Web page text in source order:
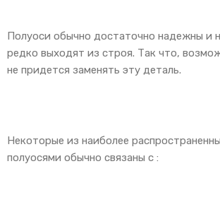
Полуоси обычно достаточно надежны и
редко выходят из строя. Так что,
не придется заменять эту деталь.
Некоторые из наиболее
полуосями обычно связаны с :